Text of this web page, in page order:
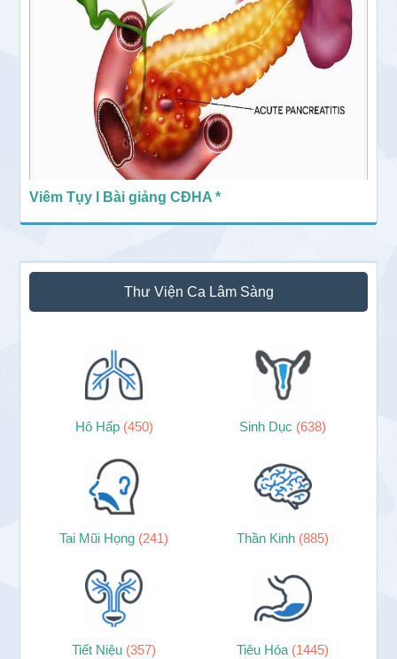
Viêm Tụy I Bài giảng CĐHA *
Thư Viện Ca Lâm Sàng
Hô Hấp (450) Sinh Dục (638)
Tai Mũi Họng (241) Thần Kinh (885)
Tiết Niệu (357) Tiêu Hóa (1445)